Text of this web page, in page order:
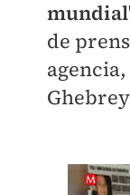
mundial
de